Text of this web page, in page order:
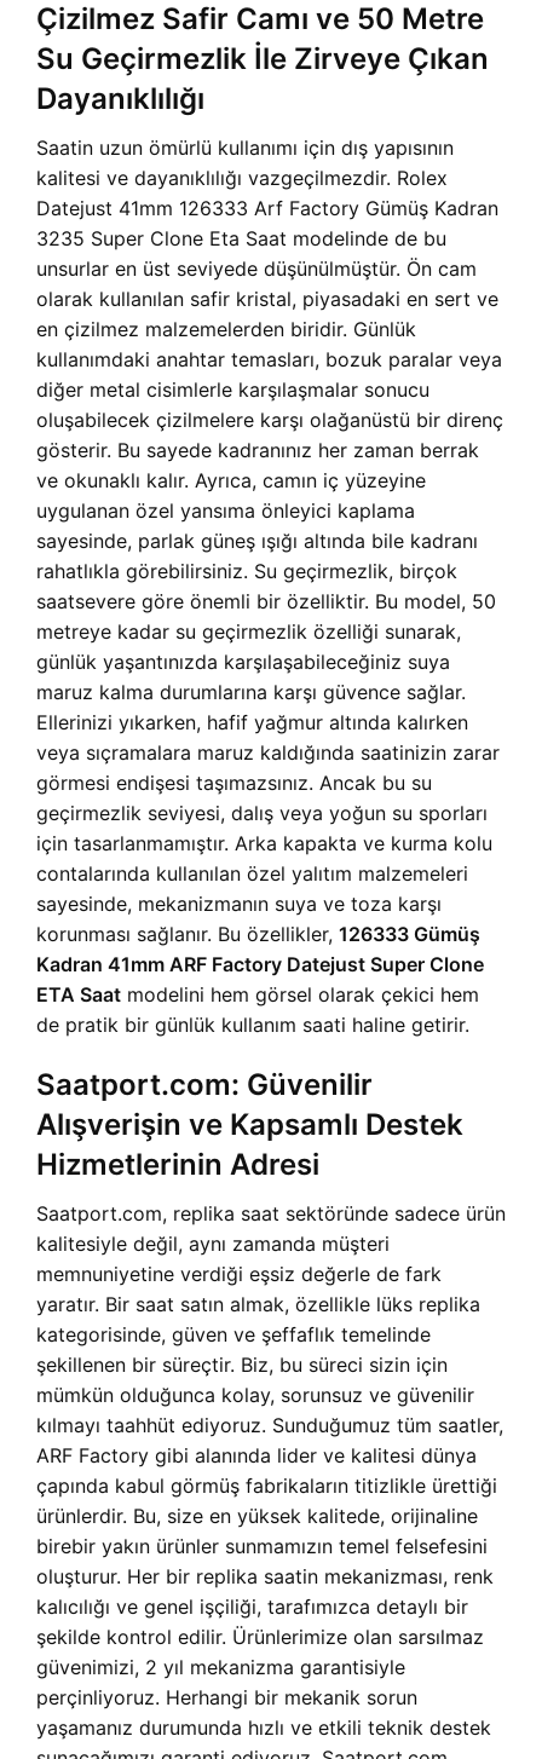
Çizilmez Safir Camı ve 50 Metre
Su Geçirmezlik İle Zirveye Çıkan
Dayanıklılığı
Saatin uzun ömürlü kullanımı için dış yapısının
kalitesi ve dayanıklılığı vazgeçilmezdir. Rolex
Datejust 41mm 126333 Arf Factory Gümüş Kadran
3235 Super Clone Eta Saat modelinde de bu
unsurlar en üst seviyede düşünülmüştür. Ön cam
olarak kullanılan safir kristal, piyasadaki en sert ve
en çizilmez malzemelerden biridir. Günlük
kullanımdaki anahtar temasları, bozuk paralar veya
diğer metal cisimlerle karşılaşmalar sonucu
oluşabilecek çizilmelere karşı olağanüstü bir direnç
gösterir. Bu sayede kadranınız her zaman berrak
ve okunaklı kalır. Ayrıca, camın iç yüzeyine
uygulanan özel yansıma önleyici kaplama
sayesinde, parlak güneş ışığı altında bile kadranı
rahatlıkla görebilirsiniz. Su geçirmezlik, birçok
saatsevere göre önemli bir özelliktir. Bu model, 50
metreye kadar su geçirmezlik özelliği sunarak,
günlük yaşantınızda karşılaşabileceğiniz suya
maruz kalma durumlarına karşı güvence sağlar.
Ellerinizi yıkarken, hafif yağmur altında kalırken
veya sıçramalara maruz kaldığında saatinizin zarar
görmesi endişesi taşımazsınız. Ancak bu su
geçirmezlik seviyesi, dalış veya yoğun su sporları
için tasarlanmamıştır. Arka kapakta ve kurma kolu
contalarında kullanılan özel yalıtım malzemeleri
sayesinde, mekanizmanın suya ve toza karşı
korunması sağlanır. Bu özellikler, 126333 Gümüş
Kadran 41mm ARF Factory Datejust Super Clone
ETA Saat modelini hem görsel olarak çekici hem
de pratik bir günlük kullanım saati haline getirir.
Saatport.com: Güvenilir
Alışverişin ve Kapsamlı Destek
Hizmetlerinin Adresi
Saatport.com, replika saat sektöründe sadece ürün
kalitesiyle değil, aynı zamanda müşteri
memnuniyetine verdiği eşsiz değerle de fark
yaratır. Bir saat satın almak, özellikle lüks replika
kategorisinde, güven ve şeffaflık temelinde
şekillenen bir süreçtir. Biz, bu süreci sizin için
mümkün olduğunca kolay, sorunsuz ve güvenilir
kılmayı taahhüt ediyoruz. Sunduğumuz tüm saatler,
ARF Factory gibi alanında lider ve kalitesi dünya
çapında kabul görmüş fabrikaların titizlikle ürettiği
ürünlerdir. Bu, size en yüksek kalitede, orijinaline
birebir yakın ürünler sunmamızın temel felsefesini
oluşturur. Her bir replika saatin mekanizması, renk
kalıcılığı ve genel işçiliği, tarafımızca detaylı bir
şekilde kontrol edilir. Ürünlerimize olan sarsılmaz
güvenimizi, 2 yıl mekanizma garantisiyle
perçinliyoruz. Herhangi bir mekanik sorun
yaşamanız durumunda hızlı ve etkili teknik destek